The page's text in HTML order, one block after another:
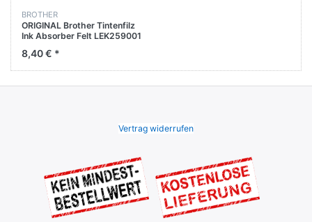
BROTHER
ORIGINAL Brother Tintenfilz
Ink Absorber Felt LEK259001
8,40 € *
Vertrag widerrufen